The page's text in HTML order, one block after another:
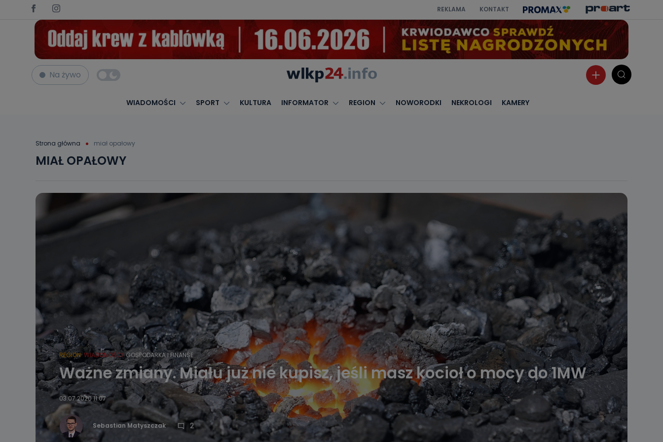
REKLAMA KONTAKT
Na żywo
WIADOMOŚCI SPORT KULTURA INFORMATOR REGION NOWORODKI NEKROLOGI KAMERY
Strona główna miał opałowy
MIAŁ OPAŁOWY
REGION WIADOMOŚCI GOSPODARKA I FINANSE
Ważne zmiany. Miału już nie kupisz, jeśli masz kocioł o mocy do 1MW
03.07.2020 11:07
Sebastian Matyszczak 2